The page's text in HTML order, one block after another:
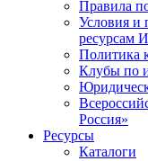
Правила
Условия и
ресурсам
Политика
Клубы по
Россия»
Ресурсы
Каталоги